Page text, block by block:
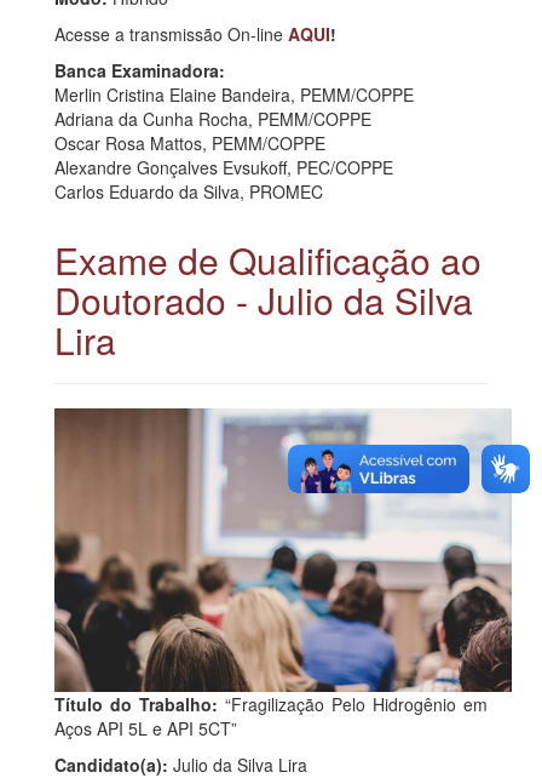
Acesse a transmissão On-line AQUI!
Banca Examinadora:
Merlin Cristina Elaine Bandeira, PEMM/COPPE
Adriana da Cunha Rocha, PEMM/COPPE
Oscar Rosa Mattos, PEMM/COPPE
Alexandre Gonçalves Evsukoff, PEC/COPPE
Carlos Eduardo da Silva, PROMEC
Exame de Qualificação ao
Doutorado - Julio da Silva
Lira
Título do Trabalho: “Fragilização Pelo Hidrogênio em
Aços API 5L e API 5CT”
Candidato(a): Julio da Silva Lira